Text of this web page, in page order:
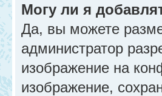
Могу ли я
Да, вы можете
администратор
изображение на
изображение,